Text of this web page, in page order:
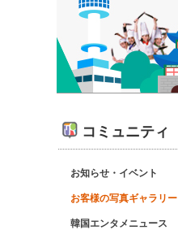
コミュニティ
お知らせ・イベント
お客様の写真ギャラリー
韓国エンタメニュース